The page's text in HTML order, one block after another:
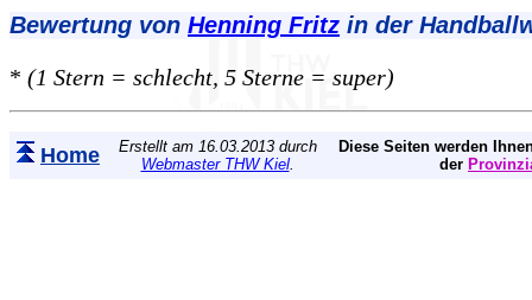
Bewertung von Henning Fritz in der
* (1 Stern = schlecht, 5 Sterne = super)
Home
Erstellt am 16.03.2013 durch
Webmaster THW Kiel.
Diese Seiten werden
der